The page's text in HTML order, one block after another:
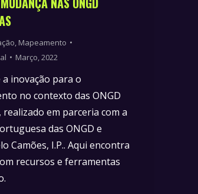
, Mapeamento
Março, 2022
inovação para o
no contexto das ONGD
em parceria com a
das ONGD e
Camões, I.P.. Aqui encontra
recursos e ferramentas